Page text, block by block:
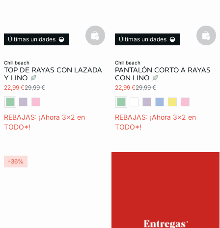
chill beach
TOP DE RAYAS CON LAZADA
Y LINO
22,99 €29,99 €
REBAJAS: ¡Ahora 3x2 en
TODO*!
Últimas unidades
basketfull
chill beach
PANTALÓN CORTO A RAYAS
CON LINO
22,99 €29,99 €
REBAJAS: ¡Ahora 3x2 en
TODO*!
Últimas unidades
-36%